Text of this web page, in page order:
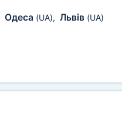
Одеса (UA), Львів (UA)